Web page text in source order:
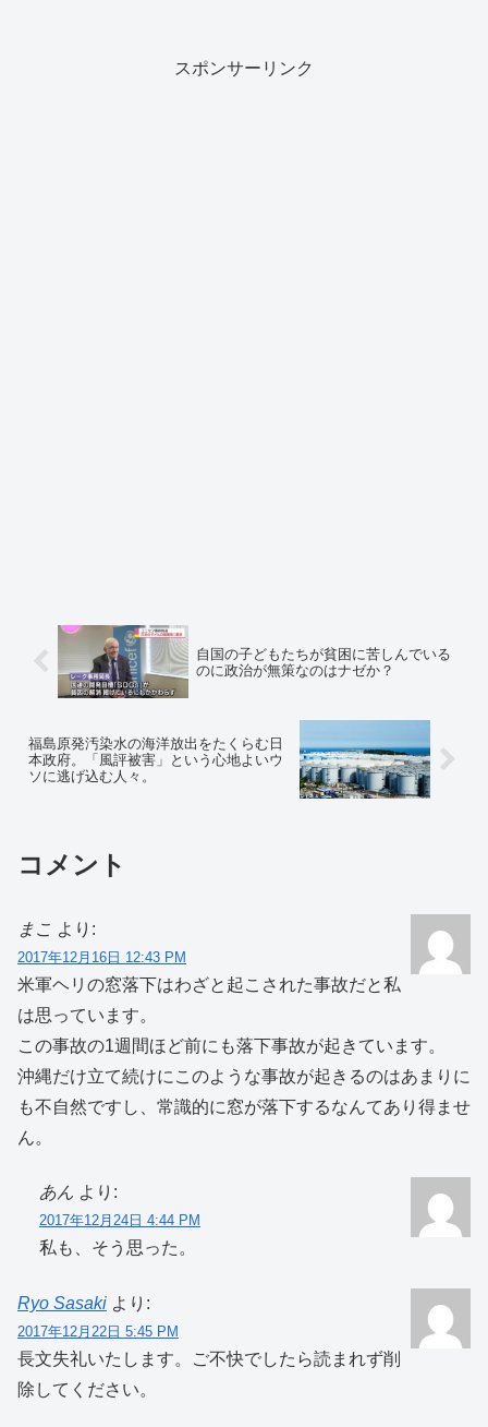
スポンサーリンク
自国の子どもたちが貧困に苦しんでいる
のに政治が無策なのはナゼか？
福島原発汚染水の海洋放出をたくらむ日
本政府。「風評被害」という心地よいウ
ソに逃げ込む人々。
コメント
まこ より:
2017年12月16日 12:43 PM
米軍ヘリの窓落下はわざと起こされた事故だと私
は思っています。
この事故の1週間ほど前にも落下事故が起きています。
沖縄だけ立て続けにこのような事故が起きるのはあまりに
も不自然ですし、常識的に窓が落下するなんてあり得ませ
ん。
あん より:
2017年12月24日 4:44 PM
私も、そう思った。
Ryo Sasaki より:
2017年12月22日 5:45 PM
長文失礼いたします。ご不快でしたら読まれず削
除してください。